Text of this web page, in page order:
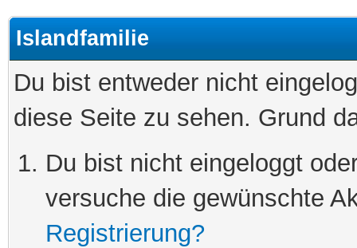
Islandfamilie
Du bist entweder nicht
diese Seite zu sehen. Grund
Du bist nicht eingeloggt
versuche die gewünschte
Registrierung?